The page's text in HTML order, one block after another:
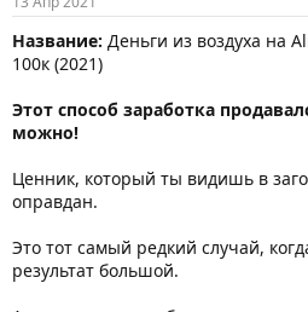
м
ы
а
л
Название: Деньги из воздуха на
100к (2021)
Этот способ заработка
можно!
Ценник, который ты видишь в
оправдан.
Это тот самый редкий случай,
результат большой.